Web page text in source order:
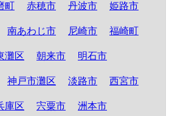
町 赤穂市 丹波市 姫路市
南あわじ市 尼崎市 福崎町
灘区 朝来市 明石市
神戸市灘区 淡路市 西宮市
庫区 宍粟市 洲本市